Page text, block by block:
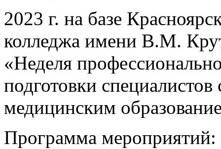
2023 г. на базе
колледжа имени В.М.
«Неделя
подготовки
медицинским
Программа мероприятий: